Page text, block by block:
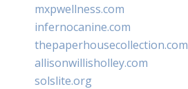
mxpwellness.com
infernocanine.com
thepaperhousecollection.com
allisonwillisholley.com
solslite.org